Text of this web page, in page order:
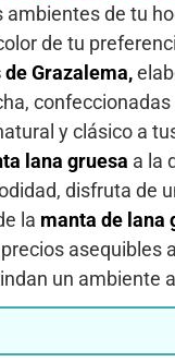
de tu
de tu
Grazalema,
y clásico a
lana gruesa a la
disfruta de
la manta de lana
asequibles
un ambiente